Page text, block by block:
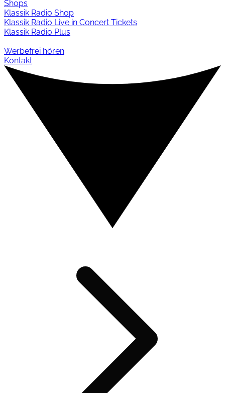
Shops
Klassik Radio Shop
Klassik Radio Live in Concert Tickets
Klassik Radio Plus
Werbefrei hören
Kontakt